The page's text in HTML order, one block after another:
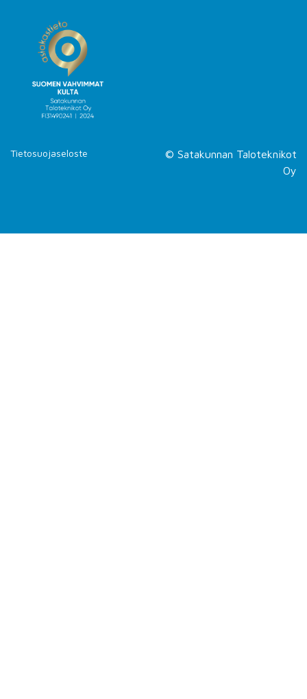
Tietosuojaseloste
© Satakunnan Taloteknikot
Oy